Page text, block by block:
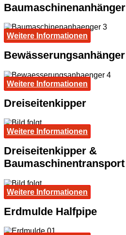
Baumaschinenanhänger
Weitere Informationen
Bewässerungsanhänger
Weitere Informationen
Dreiseitenkipper
Weitere Informationen
Dreiseitenkipper &
Baumaschinentransport
Weitere Informationen
Erdmulde Halfpipe